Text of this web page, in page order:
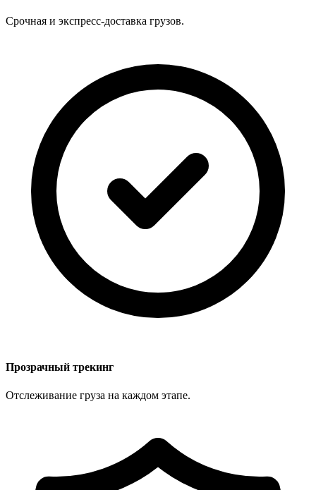
Срочная и экспресс-доставка грузов.
Прозрачный трекинг
Отслеживание груза на каждом этапе.